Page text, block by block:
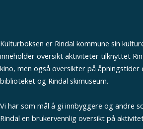
Kulturboksen er Rindal kommune sin
inneholder oversikt aktiviteter tilknyttet
kino, men også oversikter på
biblioteket og Rindal skimuseum.
Vi har som mål å gi innbyggere og andre
Rindal en brukervennlig oversikt på